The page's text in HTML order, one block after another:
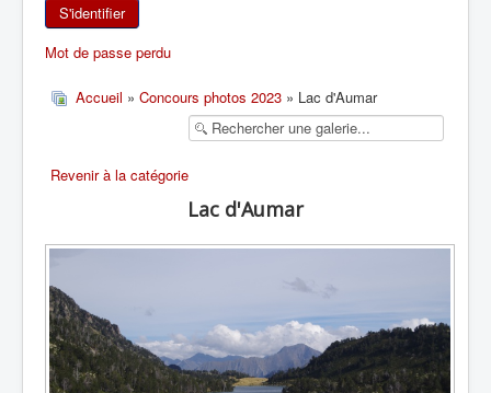
RANDONNÉE SPORTIVE
S'identifier
Mot de passe perdu
Accueil » Concours photos 2023 » Lac d'Aumar
Revenir à la catégorie
Lac d'Aumar